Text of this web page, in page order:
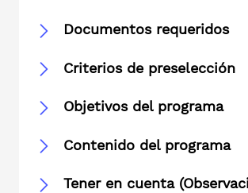
Documentos requeridos
Criterios de preselección
Objetivos del programa
Contenido del programa
Tener en cuenta